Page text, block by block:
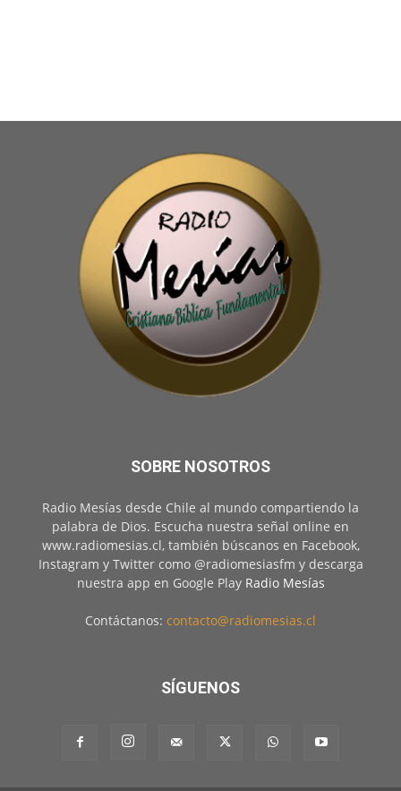
SOBRE NOSOTROS
Radio Mesías desde Chile al mundo compartiendo la
palabra de Dios. Escucha nuestra señal online en
www.radiomesias.cl, también búscanos en Facebook,
Instagram y Twitter como @radiomesiasfm y descarga
nuestra app en Google Play Radio Mesías
Contáctanos: contacto@radiomesias.cl
SÍGUENOS